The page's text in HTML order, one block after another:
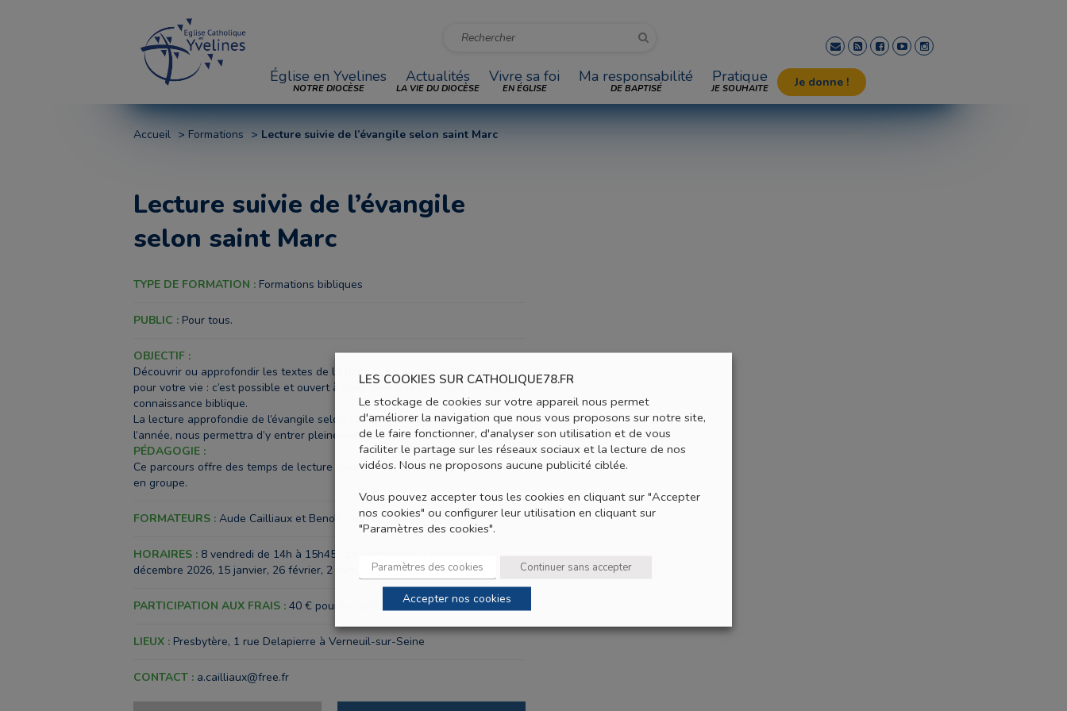
Église en Yvelines
NOTRE DIOCÈSE
Actualités
LA VIE DU DIOCÈSE
Vivre sa foi
EN ÉGLISE
Ma responsabilité
DE BAPTISÉ
Pratique
JE SOUHAITE Je donne !
Accueil Formations Lecture suivie de l’évangile selon saint Marc
Lecture suivie de l’évangile
selon saint Marc
TYPE DE FORMATION : Formations bibliques
PUBLIC : Pour tous.
OBJECTIF :
Découvrir ou approfondir les textes de la Bible, y trouver du goût et un sens
pour votre vie : c’est possible et ouvert à tous, quel que soit votre niveau de
connaissance biblique.
La lecture approfondie de l’évangile selon saint Marc, tout au long de
l’année, nous permettra d’y entrer pleinement ensemble.
PÉDAGOGIE :
Ce parcours offre des temps de lecture commentée, de réflexion, d’échanges
en groupe.
FORMATEURS : Aude Cailliaux et Benoît Legris
HORAIRES : 8 vendredi de 14h à 15h45 : 25 septembre, 6 novembre, 4
décembre 2026, 15 janvier, 26 février, 2 avril, 30 avril, 21 mai 2027
PARTICIPATION AUX FRAIS : 40 € pour le cycle
LIEUX : Presbytère, 1 rue Delapierre à Verneuil-sur-Seine
CONTACT : a.cailliaux@free.fr
LES COOKIES SUR CATHOLIQUE78.FR
Le stockage de cookies sur votre appareil nous permet
d'améliorer la navigation que nous vous proposons sur notre site,
de le faire fonctionner, d'analyser son utilisation et de vous
faciliter le partage sur les réseaux sociaux et la lecture de nos
vidéos. Nous ne proposons aucune publicité ciblée.
Vous pouvez accepter tous les cookies en cliquant sur "Accepter
nos cookies" ou configurer leur utilisation en cliquant sur
"Paramètres des cookies".
Paramètres des cookies Continuer sans accepter
Accepter nos cookies